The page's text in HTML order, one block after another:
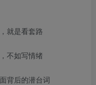
就是看套路
不如写情绪
背后的潜台词